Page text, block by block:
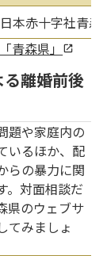
本赤十字社青森
青森県」
離婚前後
題や家庭内の
いるほか、配
らの暴力に関
。対面相談だ
県のウェブサ
てみましょ